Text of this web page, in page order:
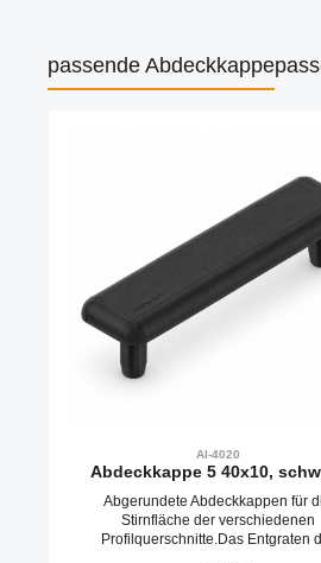
passende Abdeckkappe
AI-4020
Abdeckkappe 5 40x10,
Abgerundete Abdeckkappen für
Stirnfläche der verschiedenen
Profilquerschnitte.Das Entgraten